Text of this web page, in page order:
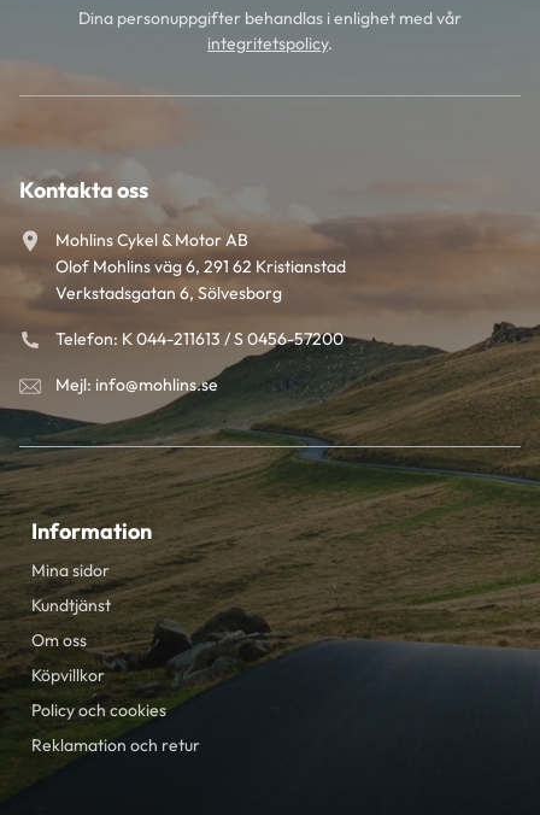
Dina personuppgifter behandlas i enlighet med vår
integritetspolicy.
Kontakta oss
Mohlins Cykel & Motor AB
Olof Mohlins väg 6, 291 62 Kristianstad
Verkstadsgatan 6, Sölvesborg
Telefon: K 044-211613 / S 0456-57200
Mejl: info@mohlins.se
Information
Mina sidor
Kundtjänst
Om oss
Köpvillkor
Policy och cookies
Reklamation och retur